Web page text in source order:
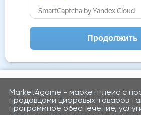
Продолжить
Market4game - маркетплейс с
продавцами цифровых товаров
программное обеспечение,